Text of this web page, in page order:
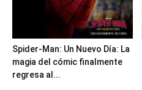
Spider-Man: Un Nuevo Día: La
magia del cómic finalmente
regresa al...